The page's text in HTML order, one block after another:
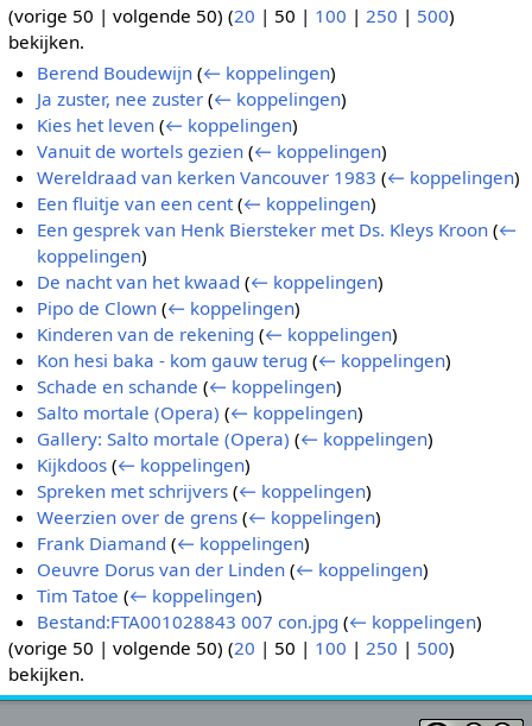
(vorige 50 | volgende 50) (20 | 50 | 100 | 250 | 500)
bekijken.
Berend Boudewijn (← koppelingen)
Ja zuster, nee zuster (← koppelingen)
Kies het leven (← koppelingen)
Vanuit de wortels gezien (← koppelingen)
Wereldraad van kerken Vancouver 1983 (← koppelingen)
Een fluitje van een cent (← koppelingen)
Een gesprek van Henk Biersteker met Ds. Kleys Kroon (←
koppelingen)
De nacht van het kwaad (← koppelingen)
Pipo de Clown (← koppelingen)
Kinderen van de rekening (← koppelingen)
Kon hesi baka - kom gauw terug (← koppelingen)
Schade en schande (← koppelingen)
Salto mortale (Opera) (← koppelingen)
Gallery: Salto mortale (Opera) (← koppelingen)
Kijkdoos (← koppelingen)
Spreken met schrijvers (← koppelingen)
Weerzien over de grens (← koppelingen)
Frank Diamand (← koppelingen)
Oeuvre Dorus van der Linden (← koppelingen)
Tim Tatoe (← koppelingen)
Bestand:FTA001028843 007 con.jpg (← koppelingen)
(vorige 50 | volgende 50) (20 | 50 | 100 | 250 | 500)
bekijken.